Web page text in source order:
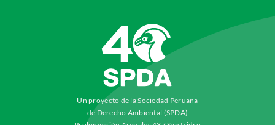
Un proyecto de la Sociedad Peruana
de Derecho Ambiental (SPDA)